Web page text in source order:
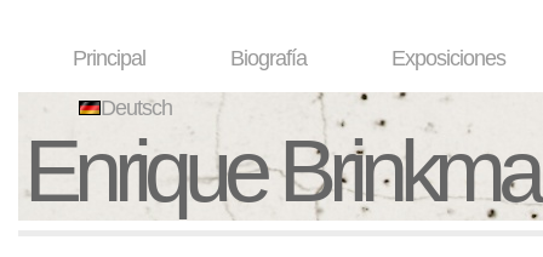
Principal Biografía Exposiciones
Deutsch
Enrique